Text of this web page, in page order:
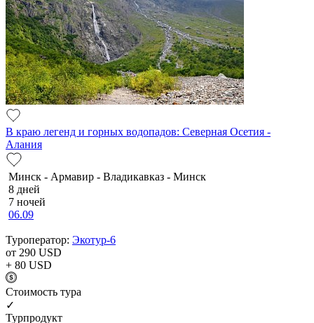
В краю легенд и горных водопадов: Северная Осетия -
Алания
Минск - Армавир - Владикавказ - Минск
8 дней
7 ночей
06.09
Туроператор: Экотур-6
от 290 USD
+ 80 USD
Cтоимость тура
✓
Турпродукт